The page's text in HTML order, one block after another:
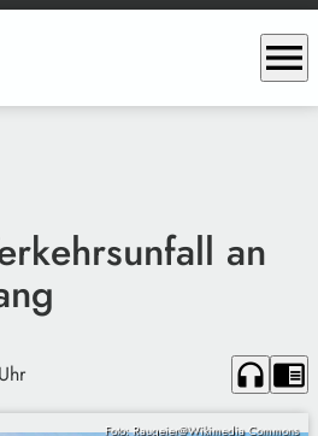
menu
an
headphones chrome_reader_mode
Foto: Raugeier@Wikimedia Commons